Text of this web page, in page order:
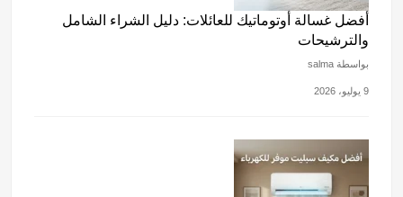
أفضل غسالة أوتوماتيك للعائلات: دليل الشراء الشامل
والترشيحات
بواسطة salma
9 يوليو، 2026